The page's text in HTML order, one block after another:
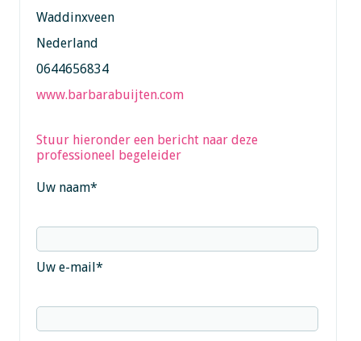
Waddinxveen
Nederland
0644656834
www.barbarabuijten.com
Stuur hieronder een bericht naar deze
professioneel begeleider
Uw naam*
Uw e-mail*